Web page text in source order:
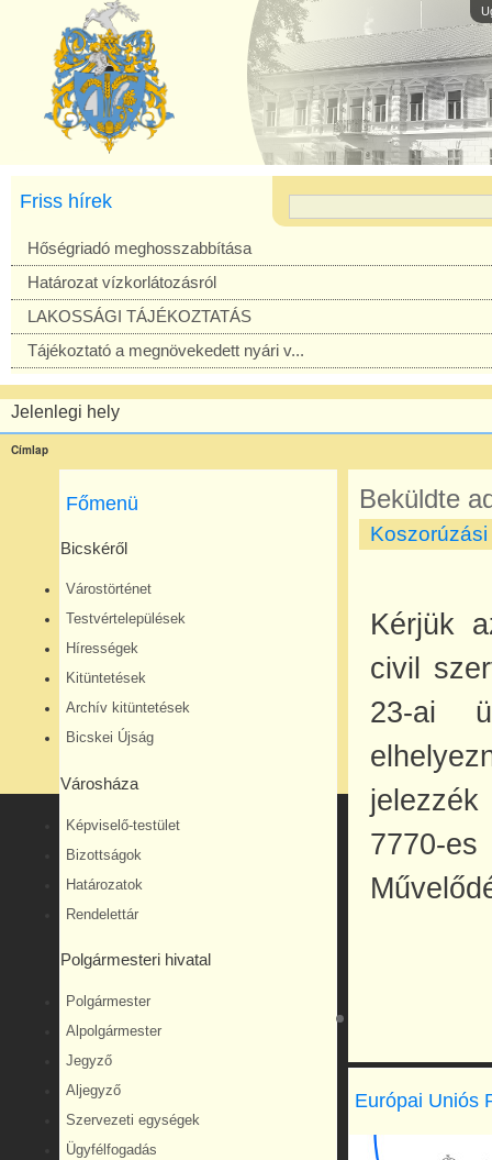
Friss hírek
Hőségriadó meghosszabbítása
Határozat vízkorlátozásról
LAKOSSÁGI TÁJÉKOZTATÁS
Tájékoztató a megnövekedett nyári v...
Jelenlegi hely
Címlap
Főmenü
Bicskéről
Várostörténet
Testvértelepülések
Hírességek
Kitüntetések
Archív kitüntetések
Bicskei Újság
Városháza
Képviselő-testület
Bizottságok
Határozatok
Rendelettár
Polgármesteri hivatal
Polgármester
Alpolgármester
Jegyző
Aljegyző
Szervezeti egységek
Ügyfélfogadás
Beküldte
Kérjük
civil
23-ai
7770-
Európai Uniós